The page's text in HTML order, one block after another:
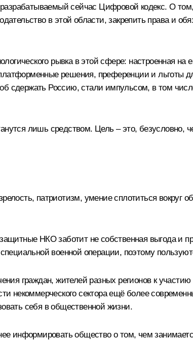
сейчас Цифровой кодекс. О
в этой области, закрепить права и
рывка в этой сфере: настроенная
решения, преференции и льготы
сдержать Россию, стали импульсом, в том
лишь средством. Цель – это, безусловно,
патриотизм, умение сплотиться
НКО заботит не собственная выгода
военной операции, поэтому
граждан, жителей разных регионов к
некоммерческого сектора ещё более
себя в общественной жизни.
информировать общество о том, чем